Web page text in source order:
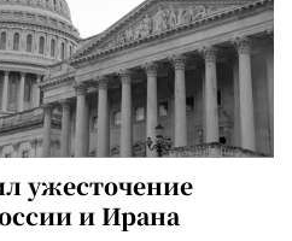
ужесточение
и Ирана